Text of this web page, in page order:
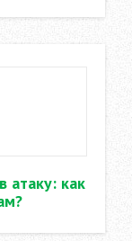
атаку: как